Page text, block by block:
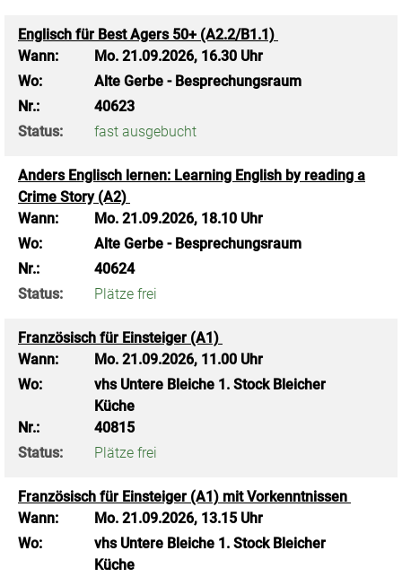
Englisch für Best Agers 50+ (A2.2/B1.1)
Wann:
Mo. 21.09.2026, 16.30 Uhr
Wo:
Alte Gerbe - Besprechungsraum
Nr.:
40623
Status:
fast ausgebucht
Anders Englisch lernen: Learning English by reading a
Crime Story (A2)
Wann:
Mo. 21.09.2026, 18.10 Uhr
Wo:
Alte Gerbe - Besprechungsraum
Nr.:
40624
Status:
Plätze frei
Französisch für Einsteiger (A1)
Wann:
Mo. 21.09.2026, 11.00 Uhr
Wo:
vhs Untere Bleiche 1. Stock Bleicher
Küche
Nr.:
40815
Status:
Plätze frei
Französisch für Einsteiger (A1) mit Vorkenntnissen
Wann:
Mo. 21.09.2026, 13.15 Uhr
Wo:
vhs Untere Bleiche 1. Stock Bleicher
Küche